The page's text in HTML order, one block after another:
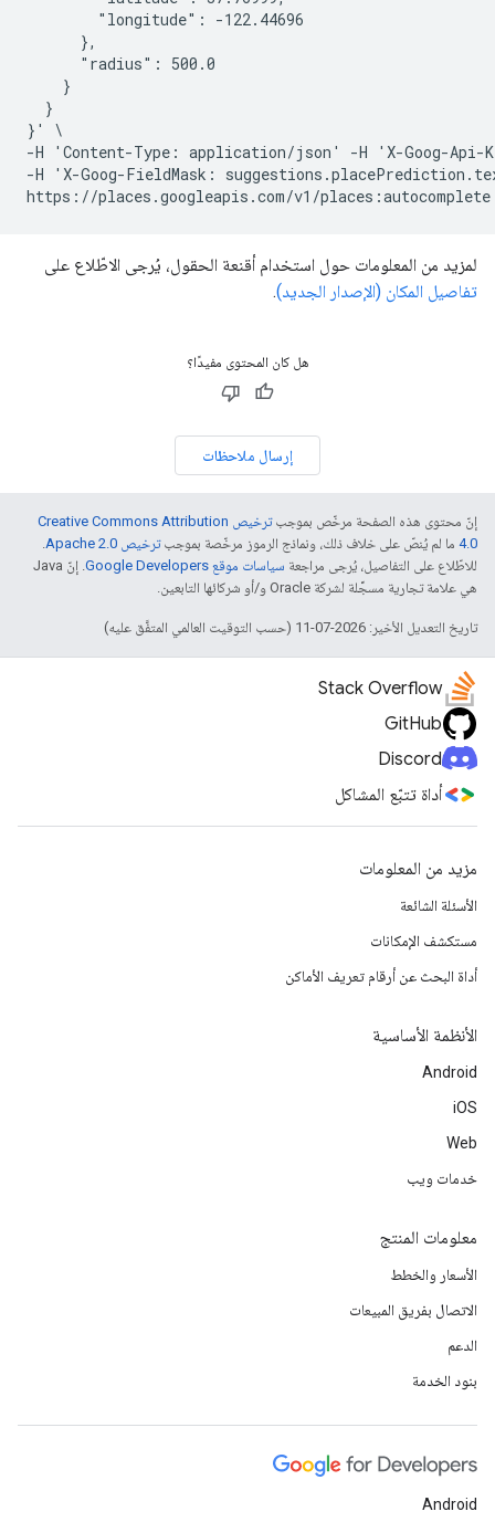
        "longitude": -122.44696
      },
      "radius": 500.0
    }
  }
}' \
-H 'Content-Type: application/json' -H 'X-Goog-Api-
-H 'X-Goog-FieldMask:
لمزيد من المعلومات حول استخدام أقنعة الحقول، يُرجى الاطّلاع على
تفاصيل المكان (الإصدار الجديد).
هل كان المحتوى مفيدًا؟
إرسال ملاحظات
إنّ محتوى هذه الصفحة مرخّص بموجب
ترخيص Creative Commons Attribution
4.0‏ ما لم يُنصّ على خلاف ذلك، ونماذج الرموز مرخّصة بموجبترخيص Apache 2.0‏
.
للاطّلاع على التفاصيل، يُرجى مراجعة سياسات موقع Google Developers‏
. إنّ Java
هي علامة تجارية مسجَّلة لشركة Oracle و/أو شركائها التابعين.
تاريخ التعديل الأخير: 2026-07-11 (حسب التوقيت العالمي المتفَّق عليه)
Stack Overflow
GitHub
Discord
أداة تتبّع المشاكل
مزيد من المعلومات
الأسئلة الشائعة
مستكشف الإمكانات
أداة البحث عن أرقام تعريف الأماكن
الأنظمة الأساسية
Android
iOS
Web
خدمات ويب
معلومات المنتج
الأسعار والخطط
الاتصال بفريق المبيعات
الدعم
بنود الخدمة
Android